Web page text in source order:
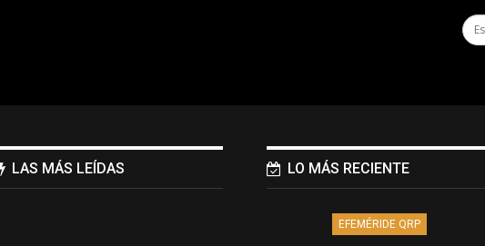
LAS MÁS LEÍDAS LO MÁS RECIENTE
EFEMÉRIDE QRP